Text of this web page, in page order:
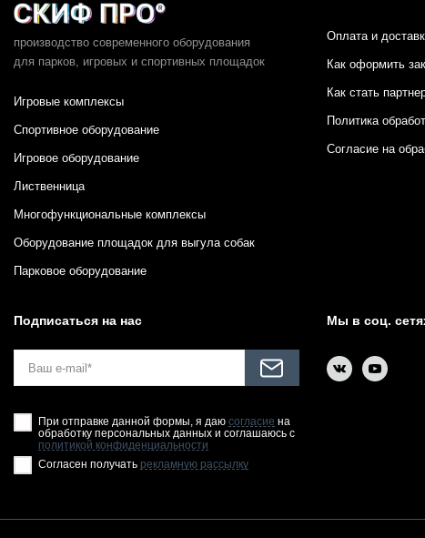
производство современного оборудования
для парков, игровых и спортивных площадок
Игровые комплексы
Спортивное оборудование
Игровое оборудование
Лиственница
Многофункциональные комплексы
Оборудование площадок для выгула собак
Парковое оборудование
Оплата и
Как оформить
Как стать
Политика
Согласие на
Подписаться на нас
При отправке данной формы, я даю согласие на
обработку персональных данных и соглашаюсь с
политикой конфиденциальности
Согласен получать рекламную рассылку
Мы в соц.